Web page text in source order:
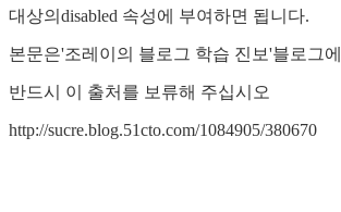
대상의disabled 속성에 부여하면 됩니다.
본문은'조레이의 블로그 학습 진보'블로그
반드시 이 출처를 보류해 주십시오
http://sucre.blog.51cto.com/1084905/380670